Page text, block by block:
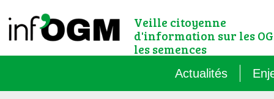
Veille citoyenne
d'information sur les
les semences
Actualités